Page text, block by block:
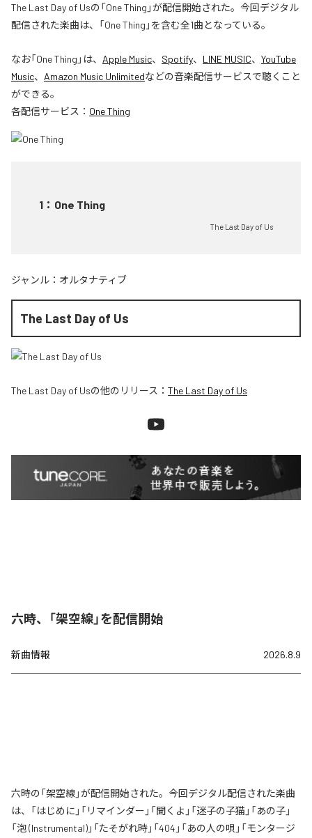
The Last Day of Usの「One Thing」が配信開始された。今回デジタル
配信された楽曲は、「One Thing」を含む全1曲となっている。
なお「One Thing 」は、 Apple Music、 Spotify、 LINE MUSIC、 YouTube
Music、 Amazon Music Unlimitedなどの音楽配信サービスで聴くこと
ができる。
各配信サービス： One Thing
1 ： One Thing
The Last Day of Us
ジャンル： オルタナティブ
The Last Day of Us
The Last Day of Usの他のリリース： The Last Day of Us
六時、「架空線」を配信開始
新曲情報 2026.8.9
六時の「架空線」が配信開始された。今回デジタル配信された楽曲
は、「はじめに」「リマインダー」「聞くよ」「迷子の子猫」「あの子」
「泡 (Instrumental)」「たそがれ時」「404」「あの人の唄」「モンタージ